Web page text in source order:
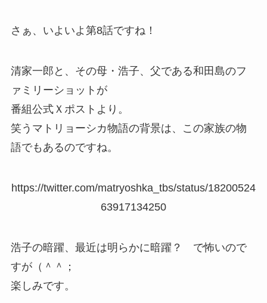
さぁ、いよいよ第8話ですね！
清家一郎と、その母・浩子、父である和田島のフ
ァミリーショットが
番組公式Ｘポストより。
笑うマトリョーシカ物語の背景は、この家族の物
語でもあるのですね。
https://twitter.com/matryoshka_tbs/status/18200524
63917134250
浩子の暗躍、最近は明らかに暗躍？ で怖いので
すが（＾＾；
楽しみです。